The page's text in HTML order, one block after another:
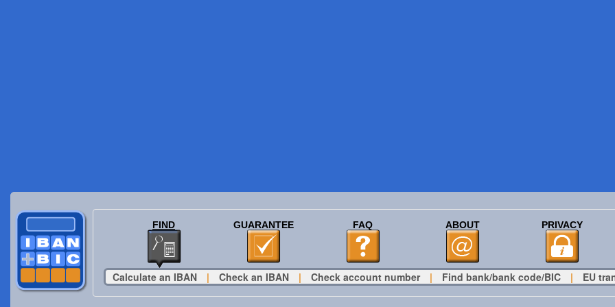
FIND GUARANTEE FAQ ABOUT PRIVACY
Calculate an IBAN | Check an IBAN | Check account number | Find bank/bank code/BIC | EU